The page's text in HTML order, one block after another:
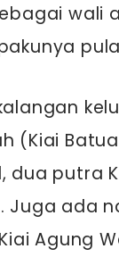
wali
(Kiai
dua putra
Juga ada
Agung